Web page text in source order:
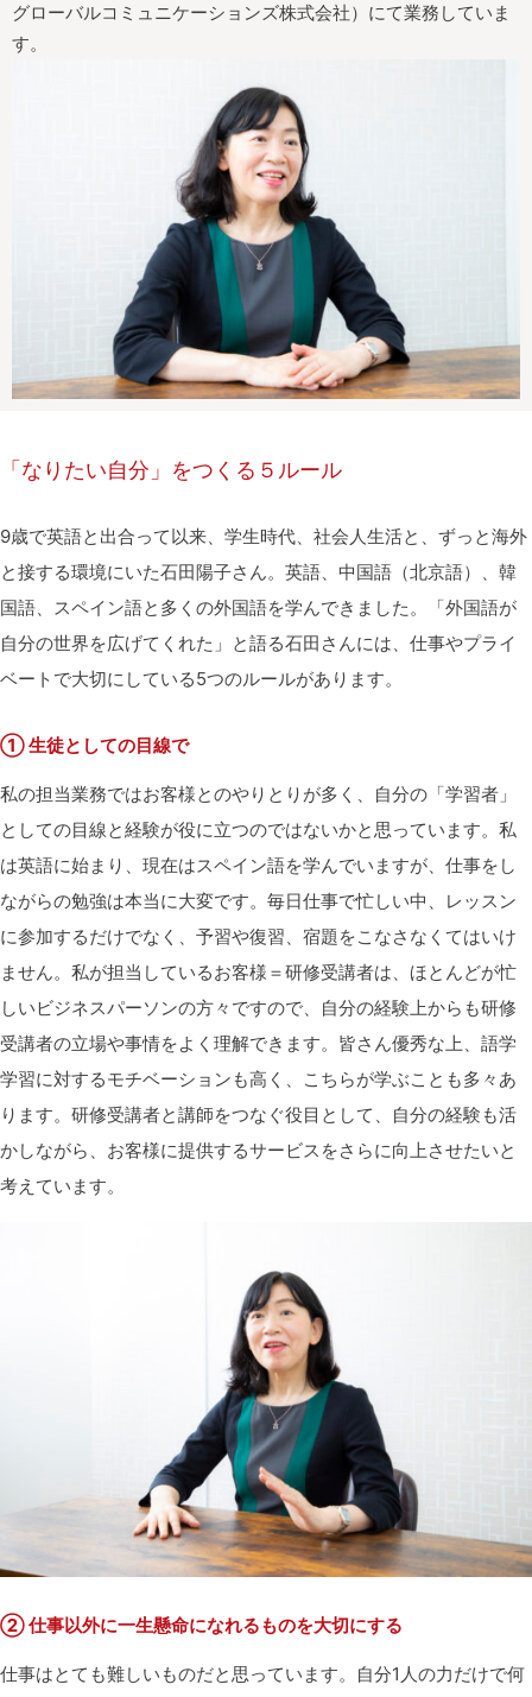
グローバルコミュニケーションズ株式会社）にて業務していま
す。
「なりたい自分」をつくる５ルール
9歳で英語と出合って以来、学生時代、社会人生活と、ずっと海外
と接する環境にいた石田陽子さん。英語、中国語（北京語）、韓
国語、スペイン語と多くの外国語を学んできました。「外国語が
自分の世界を広げてくれた」と語る石田さんには、仕事やプライ
ベートで大切にしている5つのルールがあります。
① 生徒としての目線で
私の担当業務ではお客様とのやりとりが多く、自分の「学習者」
としての目線と経験が役に立つのではないかと思っています。私
は英語に始まり、現在はスペイン語を学んでいますが、仕事をし
ながらの勉強は本当に大変です。毎日仕事で忙しい中、レッスン
に参加するだけでなく、予習や復習、宿題をこなさなくてはいけ
ません。私が担当しているお客様＝研修受講者は、ほとんどが忙
しいビジネスパーソンの方々ですので、自分の経験上からも研修
受講者の立場や事情をよく理解できます。皆さん優秀な上、語学
学習に対するモチベーションも高く、こちらが学ぶことも多々あ
ります。研修受講者と講師をつなぐ役目として、自分の経験も活
かしながら、お客様に提供するサービスをさらに向上させたいと
考えています。
② 仕事以外に一生懸命になれるものを大切にする
仕事はとても難しいものだと思っています。自分1人の力だけで何